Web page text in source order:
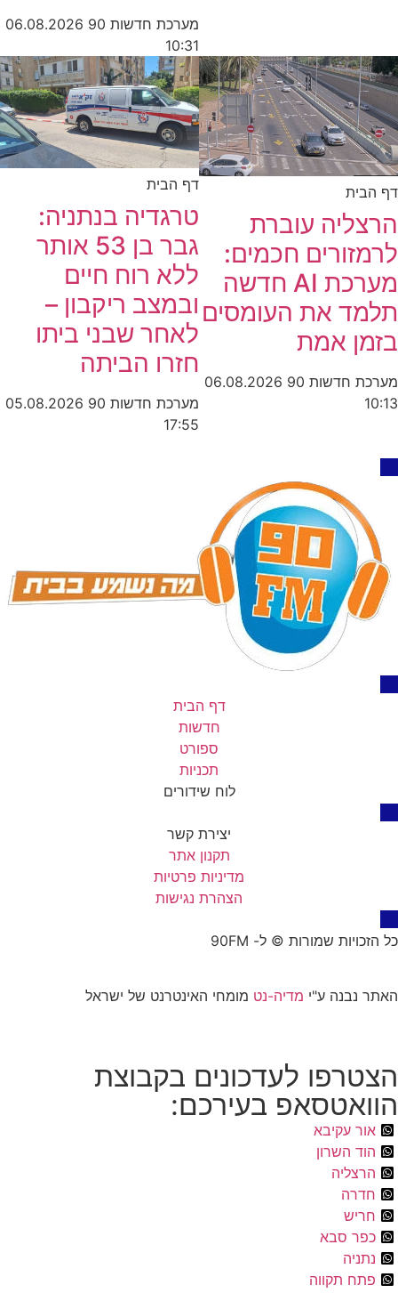
מערכת חדשות 90
06.08.2026
10:31
דף הבית
הרצליה עוברת
לרמזורים חכמים:
מערכת AI חדשה
תלמד את העומסים
בזמן אמת
מערכת חדשות 90
06.08.2026
10:13
דף הבית
טרגדיה בנתניה:
גבר בן 53 אותר
ללא רוח חיים
ובמצב ריקבון –
לאחר שבני ביתו
חזרו הביתה
מערכת חדשות 90
05.08.2026
17:55
דף הבית
חדשות
ספורט
תכניות
לוח שידורים
יצירת קשר
תקנון אתר
מדיניות פרטיות
הצהרת נגישות
כל הזכויות שמורות © ל- 90FM
האתר נבנה ע"י מדיה-נט מומחי האינטרנט של ישראל
הצטרפו לעדכונים בקבוצת
הוואטסאפ בעירכם:
אור עקיבא
הוד השרון
הרצליה
חדרה
חריש
כפר סבא
נתניה
פתח תקווה